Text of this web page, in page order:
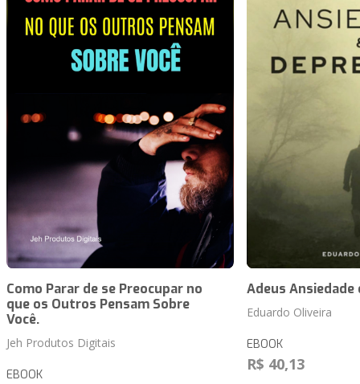
Como Parar de se Preocupar no
que os Outros Pensam Sobre
Você.
Jeh Produtos Digitais
EBOOK
Adeus Ansiedade
Eduardo Oliveira
EBOOK
R$ 40,13